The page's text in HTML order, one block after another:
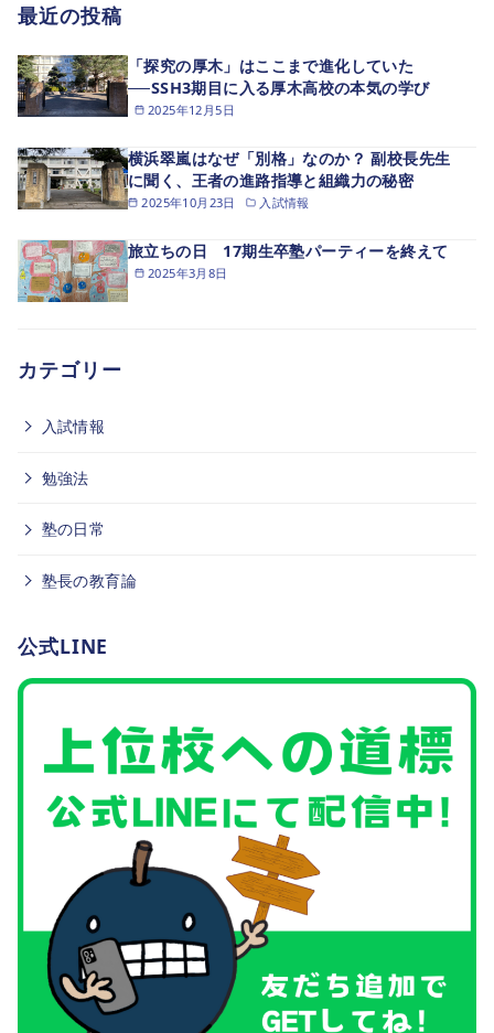
最近の投稿
2025年12月5日
「探究の厚木」はここまで進化していた
──SSH3期目に入る厚木高校の本気の学び
2025年10月23日 入試情報
横浜翠嵐はなぜ「別格」なのか？ 副校長先生
に聞く、王者の進路指導と組織力の秘密
2025年3月8日
旅立ちの日 17期生卒塾パーティーを終えて
カテゴリー
入試情報
勉強法
塾の日常
塾長の教育論
公式LINE